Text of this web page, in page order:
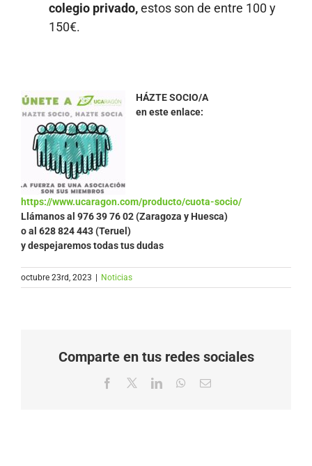
colegio privado,estos son de entre 100 y
150€.
HÁZTE SOCIO/A
en este enlace:
https://www.ucaragon.com/producto/cuota-socio/
Llámanos al 976 39 76 02 (Zaragoza y Huesca)
o al 628 824 443 (Teruel)
y despejaremos todas tus dudas
octubre 23rd, 2023 | Noticias
Comparte en tus redes sociales
Facebook LinkedInWhatsApp
Correo